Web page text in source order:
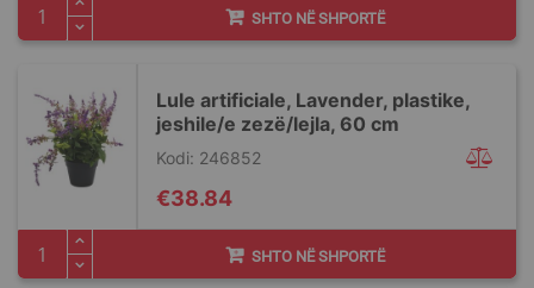
SHTO NË SHPORTË
Lule artificiale, Lavender, plastike,
jeshile/e zezë/lejla, 60 cm
Kodi: 246852
€38.84
SHTO NË SHPORTË